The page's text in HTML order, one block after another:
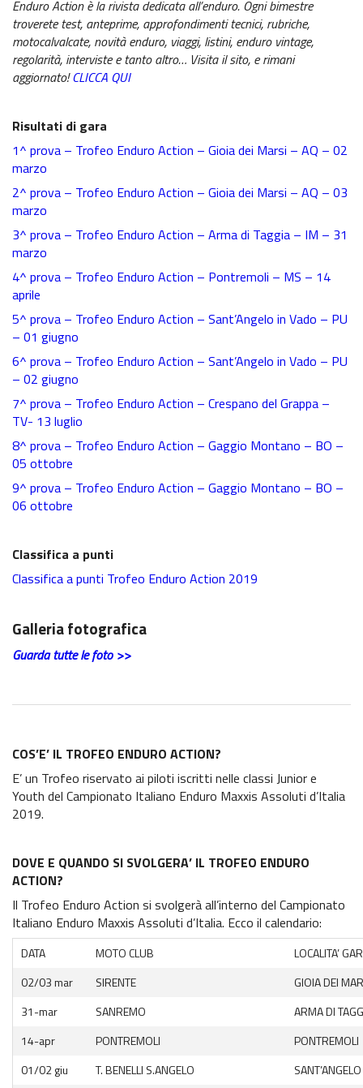
6^ prova Grado
News EnduroGP
News ISDE
Regionale Enduro
Cerca Motoclub
Piloti Enduro
Albo d’oro Italiano Enduro
Archivio Stagioni Italiano Enduro
Informazioni e comunicati
Notizie sportive
Recensioni e test
Archivio News
Contatti
Enduro Action è la rivista dedicata all’enduro. Ogni bimestre
troverete test, anteprime, approfondimenti tecnici, rubriche,
motocalvalcate, novità enduro, viaggi, listini, enduro vintage,
regolarità, interviste e tanto altro… Visita il sito, e rimani
aggiornato!CLICCA QUI
Risultati di gara
1^ prova – Trofeo Enduro Action – Gioia dei Marsi – AQ – 02
marzo
2^ prova – Trofeo Enduro Action – Gioia dei Marsi – AQ – 03
marzo
3^ prova – Trofeo Enduro Action – Arma di Taggia – IM – 31
marzo
4^ prova – Trofeo Enduro Action – Pontremoli – MS – 14
aprile
5^ prova – Trofeo Enduro Action – Sant’Angelo in Vado – PU
– 01 giugno
6^ prova – Trofeo Enduro Action – Sant’Angelo in Vado – PU
– 02 giugno
7^ prova – Trofeo Enduro Action – Crespano del Grappa –
TV- 13 luglio
8^ prova – Trofeo Enduro Action – Gaggio Montano – BO –
05 ottobre
9^ prova – Trofeo Enduro Action – Gaggio Montano – BO –
06 ottobre
Classifica a punti
Classifica a punti Trofeo Enduro Action 2019
Galleria fotografica
Guarda tutte le foto >>
COS’E’ IL TROFEO ENDURO ACTION?
E’ un Trofeo riservato ai piloti iscritti nelle classi Junior e
Youth del Campionato Italiano Enduro Maxxis Assoluti d’Italia
2019.
DOVE E QUANDO SI SVOLGERA’ IL TROFEO ENDURO
ACTION?
Il Trofeo Enduro Action si svolgerà all’interno del Campionato
Italiano Enduro Maxxis Assoluti d’Italia. Ecco il calendario:
DATA MOTO CLUB
LOCALITA’
02/03 mar
SIRENTE
GIOIA DEI
31-mar
SANREMO
ARMA DI
14-apr
PONTREMOLI
PONTREMOLI
01/02 giu
T. BENELLI S.ANGELO